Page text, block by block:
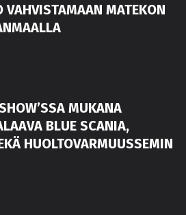
VAHVISTAMAAN MATEKON
MUKANA
BLUE SCANIA,
HUOLTOVARMUUSSEMIN